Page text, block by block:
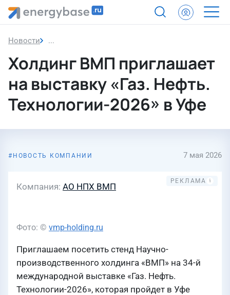
Новости Холдинг ВМП приглашает на выставку «Газ.
Холдинг ВМП приглашает
на выставку «Газ. Нефть.
Технологии-2026» в Уфе
НОВОСТЬ КОМПАНИИ 7 мая 2026
Компания АО НПХ ВМП
Фото: © vmp-holding.ru
Приглашаем посетить стенд Научно-
производственного холдинга «ВМП» на 34-й
международной выставке «Газ. Нефть.
Технологии-2026», которая пройдет в Уфе